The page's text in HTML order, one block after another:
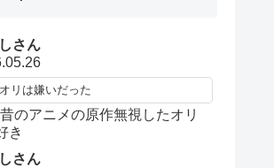
さん
リは嫌いだった
昔のアニメの原作無視したオリ
き
さん